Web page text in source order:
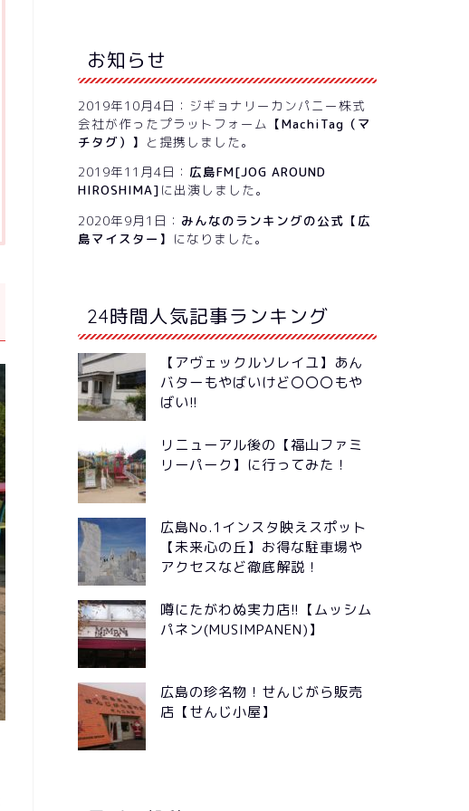
お知らせ
2019年10月4日：ジギョナリーカンパニー株式
会社が作ったプラットフォーム 【MachiTag（マ
チタグ）】 と提携しました。
2019年11月4日： 広島FM[JOG AROUND
HIROSHIMA] に出演しました。
2020年9月1日： みんなのランキングの公式【広
島マイスター】 になりました。
24時間人気記事ランキング
【アヴェックルソレイユ】あん
バターもやばいけど〇〇〇もや
ばい!!
リニューアル後の【福山ファミ
リーパーク】に行ってみた！
広島No.1インスタ映えスポット
【未来心の丘】お得な駐車場や
アクセスなど徹底解説！
噂にたがわぬ実力店!!【ムッシム
パネン(MUSIMPANEN)】
広島の珍名物！せんじがら販売
店【せんじ小屋】